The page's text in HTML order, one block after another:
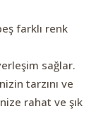
farklı renk
sağlar.
tarzını ve
rahat ve şık